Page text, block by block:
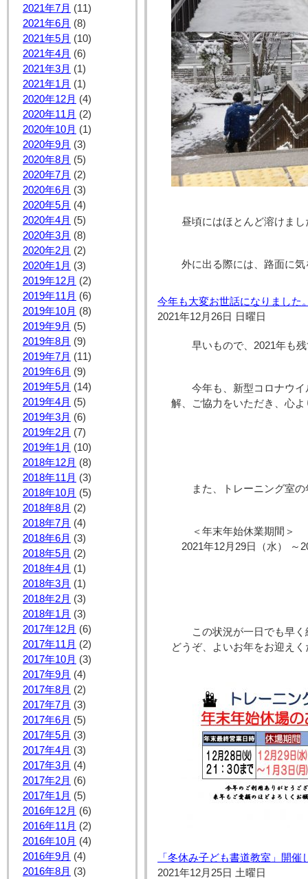
2021年7月 (11)
2021年6月 (8)
2021年5月 (10)
2021年4月 (6)
2021年3月 (1)
2021年1月 (1)
2020年12月 (4)
2020年11月 (2)
2020年10月 (1)
2020年9月 (3)
2020年8月 (5)
2020年7月 (2)
2020年6月 (3)
2020年5月 (4)
2020年4月 (5)
2020年3月 (8)
2020年2月 (2)
2020年1月 (3)
2019年12月 (2)
2019年11月 (6)
2019年10月 (8)
2019年9月 (5)
2019年8月 (9)
2019年7月 (11)
2019年6月 (9)
2019年5月 (14)
2019年4月 (5)
2019年3月 (6)
2019年2月 (7)
2019年1月 (10)
2018年12月 (8)
2018年11月 (3)
2018年10月 (5)
2018年8月 (2)
2018年7月 (4)
2018年6月 (3)
2018年5月 (2)
2018年4月 (1)
2018年3月 (1)
2018年2月 (3)
2018年1月 (3)
2017年12月 (6)
2017年11月 (2)
2017年10月 (3)
2017年9月 (4)
2017年8月 (2)
2017年7月 (3)
2017年6月 (5)
2017年5月 (3)
2017年4月 (3)
2017年3月 (4)
2017年2月 (6)
2017年1月 (5)
2016年12月 (6)
2016年11月 (2)
2016年10月 (4)
2016年9月 (4)
2016年8月 (3)
昼頃にはほとんど溶けま
外に出る際には、路面に
今年も大変お世話になりました
2021年12月26日 日曜日
早いもので、2021年も
今年も、新型コロナウイ
解、ご協力をいただき、心
また、トレーニング室の
＜年末年始休業期間＞
2021年12月29日（水） ～
この状況が一日でも早く
どうぞ、よいお年をお迎え
「冬休み子ども書道教室」開催
2021年12月25日 土曜日